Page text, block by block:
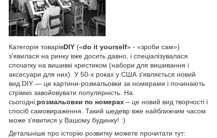
Категорія товарівDIY («do it yourself» - «зроби сам»)
з'явилася на ринку вже досить давно, і спеціалізувалася
спочатку на вишивкі хрестиком (набори для вишивання і
аксесуари для них). У 50-х роках у США з'являється новий
вид DIY — це картини-розмальовки за номерами і починають
стрімко завойовувати популярність. На
сьогодні,розмальовки по номерах – це новий вид творчості і
спосіб самовираження. Такий шедевр вже найближчим часом
може з'явитися у Вашому будинку! :)
Детальніше про історію розвитку можете прочитати тут: